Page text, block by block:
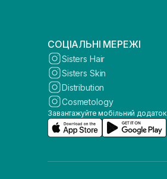
СОЦІАЛЬНІ МЕРЕЖІ
Sisters Hair
Sisters Skin
Distribution
Cosmetology
Завантажуйте мобільний додаток